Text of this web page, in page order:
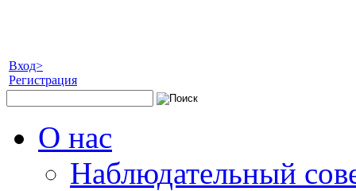
Вход>
Регистрация
О нас
Наблюдательный